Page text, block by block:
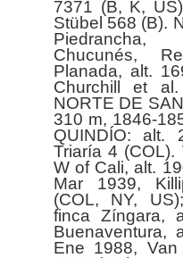
7371 (B, K,
Stübel 568 (B).
Piedrancha,
Chucunés,
Planada, alt.
Churchill et
NORTE DE
310 m, 1846-
QUINDÍO: alt.
Triaría 4 (COL).
W of Cali, alt.
Mar 1939,
(COL, NY,
finca Zíngara,
Buenaventura,
Ene 1988,